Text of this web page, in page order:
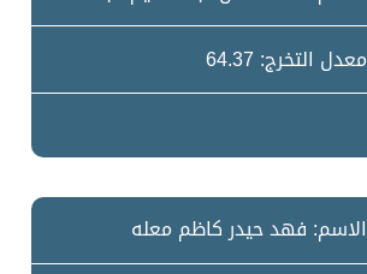
معدل التخرج: 64.37
الاسم: فهد حيدر كاظم معله